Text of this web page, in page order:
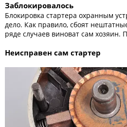
Заблокировалось
Блокировка стартера охранным
дело. Как правило, сбоят
ряде случаев виноват сам хозяин.
Неисправен сам стартер